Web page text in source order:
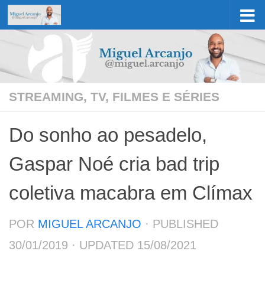
Skip to content
STREAMING, TV, FILMES E SÉRIES
Do sonho ao pesadelo,
Gaspar Noé cria bad trip
coletiva macabra em Clímax
POR MIGUEL ARCANJO · PUBLISHED
30/01/2019 · UPDATED 15/08/2021